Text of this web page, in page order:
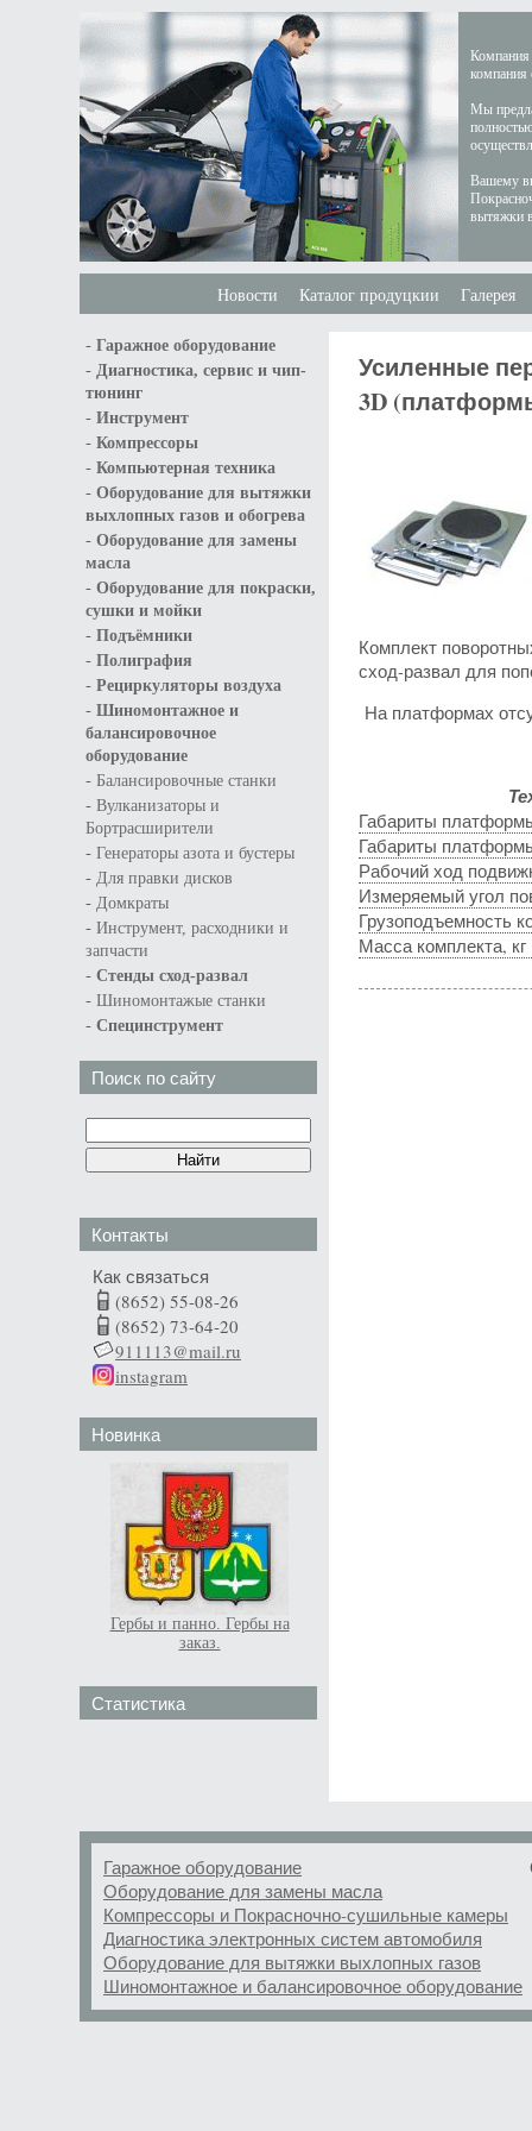
Компания
компания
Мы
Вашему
вытяжки
Новости Каталог продуцкии Галерея
- Гаражное оборудование
- Диагностика, сервис и чип-
тюнинг
- Инструмент
- Компрессоры
- Компьютерная техника
- Оборудование для вытяжки
выхлопных газов и обогрева
- Оборудование для замены
масла
- Оборудование для покраски,
сушки и мойки
- Подъёмники
- Полиграфия
- Рециркуляторы воздуха
- Шиномонтажное и
балансировочное
оборудование
- Балансировочные станки
- Вулканизаторы и
Бортрасширители
- Генераторы азота и бустеры
- Для правки дисков
- Домкраты
- Инструмент, расходники и
запчасти
- Стенды сход-развал
- Шиномонтажые станки
- Специнструмент
Поиск по сайту
Контакты
Как связаться
(8652) 55-08-26
(8652) 73-64-20
911113@mail.ru
instagram
Новинка
Гербы и панно. Гербы на
заказ.
Статистика
Усиленные
3D
Комплект
сход-развал для
На платформах
Габариты
Габариты
Рабочий ход
Измеряемый угол
Грузоподъемность
Масса комплекта, кг
Гаражное оборудование
Оборудование для замены масла
Компрессоры и Покрасночно-сушильные камеры
Диагностика электронных систем автомобиля
Оборудование для вытяжки выхлопных газов
Шиномонтажное и балансировочное оборудование